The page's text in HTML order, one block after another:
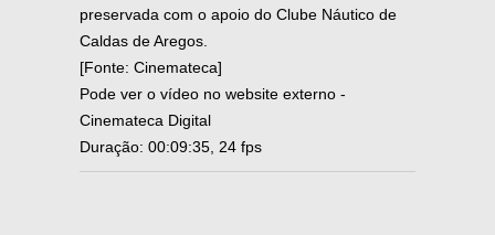
preservada com o apoio do Clube Náutico de
Caldas de Aregos.
[Fonte: Cinemateca]
Pode ver o vídeo no website externo -
Cinemateca Digital
Duração: 00:09:35, 24 fps